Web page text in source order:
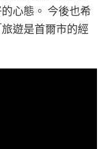
心態。 今後也希
遊是首爾市的經